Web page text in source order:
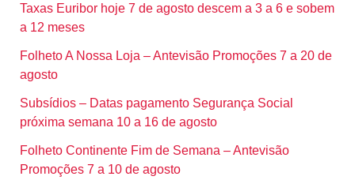
Taxas Euribor hoje 7 de agosto descem a 3 a 6 e sobem
a 12 meses
Folheto A Nossa Loja – Antevisão Promoções 7 a 20 de
agosto
Subsídios – Datas pagamento Segurança Social
próxima semana 10 a 16 de agosto
Folheto Continente Fim de Semana – Antevisão
Promoções 7 a 10 de agosto